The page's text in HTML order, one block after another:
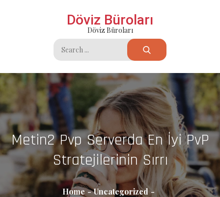
Döviz Büroları
Döviz Büroları
Search
for:
Metin2 Pvp Serverda En İyi PvP
Stratejilerinin Sırrı
Home
Uncategorized